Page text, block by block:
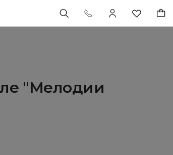
"Мелодии